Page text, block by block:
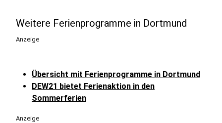
Weitere Ferienprogramme in Dortmund
Anzeige
Übersicht mit Ferienprogramme in Dortmund
DEW21 bietet Ferienaktion in den
Sommerferien
Anzeige